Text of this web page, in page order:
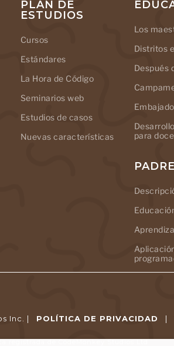
PLAN DE
ESTUDIOS
Cursos
Estándares
La Hora de Código
Seminarios web
Estudios de casos
Nuevas características
Los
Distritos
Después
para
Inc. | POLÍTICA DE PRIVACIDAD |